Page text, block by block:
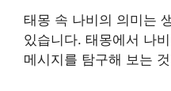
태몽 속 나비의 의미는
있습니다. 태몽에서 나
메시지를 탐구해 보는